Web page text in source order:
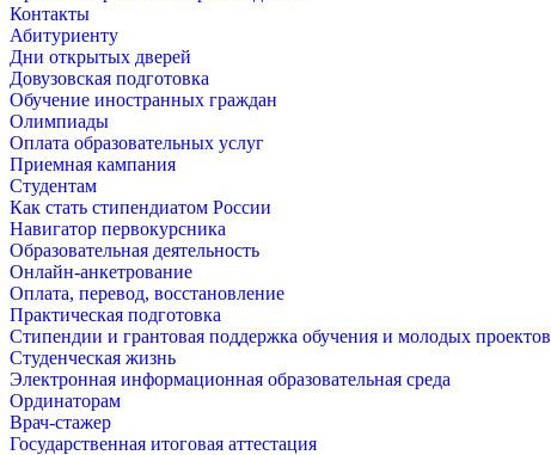
Контакты
Абитуриенту
Дни открытых дверей
Довузовская подготовка
Обучение иностранных граждан
Олимпиады
Оплата образовательных услуг
Приемная кампания
Студентам
Как стать стипендиатом России
Навигатор первокурсника
Образовательная деятельность
Онлайн-анкетрование
Оплата, перевод, восстановление
Практическая подготовка
Стипендии и грантовая поддержка обучения и молодых проектов
Студенческая жизнь
Электронная информационная образовательная среда
Ординаторам
Врач-стажер
Государственная итоговая аттестация